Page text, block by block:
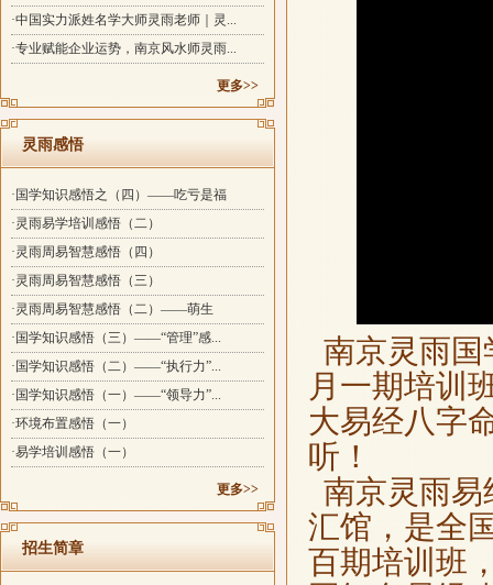
·中国实力派姓名学大师灵雨老师｜灵...
·专业赋能企业运势，南京风水师灵雨...
更多>>
灵雨感悟
·国学知识感悟之（四）——吃亏是福
·灵雨易学培训感悟（二）
·灵雨周易智慧感悟（四）
·灵雨周易智慧感悟（三）
·灵雨周易智慧感悟（二）——萌生
·国学知识感悟（三）——“管理”感...
·国学知识感悟（二）——“执行力”...
·国学知识感悟（一）——“领导力”...
·环境布置感悟（一）
·易学培训感悟（一）
更多>>
招生简章
南京灵雨
月一期培训
大易经八字
听！
南京灵雨
汇馆，是全
百期培训班